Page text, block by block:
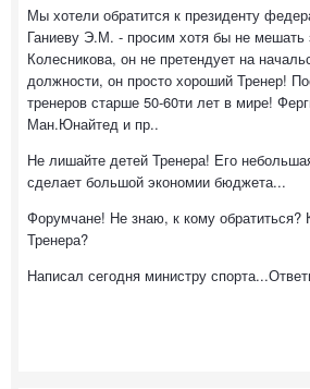
Мы хотели обратится к президенту
Ганиеву Э.М. - просим хотя бы не мешать
Колесникова, он не претендует на
должности, он просто хороший Тренер!
тренеров старше 50-60ти лет в мире!
Ман.Юнайтед и пр..
Не лишайте детей Тренера! Его
сделает большой экономии бюджета...
Форумчане! Не знаю, к кому обратиться?
Тренера?
Написал сегодня министру